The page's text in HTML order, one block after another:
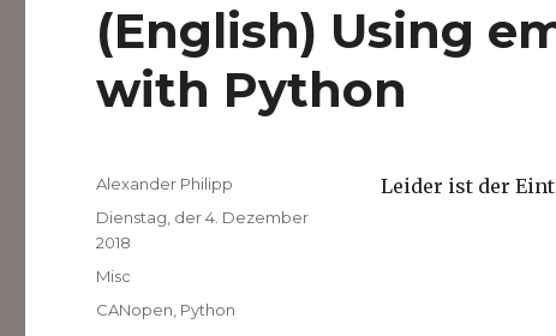
(English) Using
with Python
Leider ist der
Autor
Alexander Philipp
Veröffentlicht
am
Dienstag, der 4. Dezember
2018
Kategorien
Misc
Schlagwörter
CANopen Python